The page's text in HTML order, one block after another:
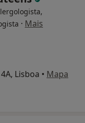
· Mais
Lisboa • Mapa